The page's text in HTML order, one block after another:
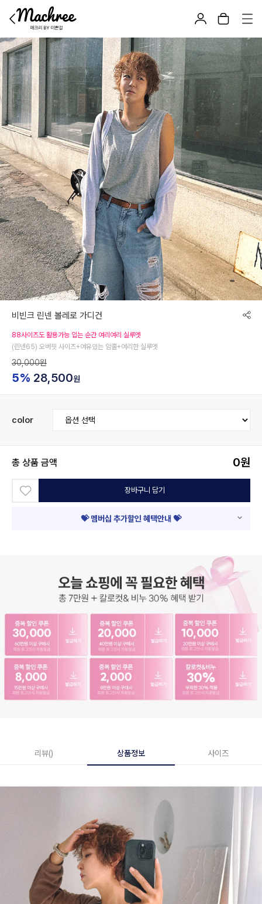
비빈크 린넨 볼레로 가디건
88사이즈도 활용가능 입는 순간 여리여리 실루엣
(린넨65) 오버핏 사이즈+여유있는 암홀+여리한 실루엣
30,000원
5% 28,500원
color
총 상품 금액 0원
장바구니 담기
💝 멤버십 추가할인 혜택안내 💝
리뷰() 상품정보 사이즈